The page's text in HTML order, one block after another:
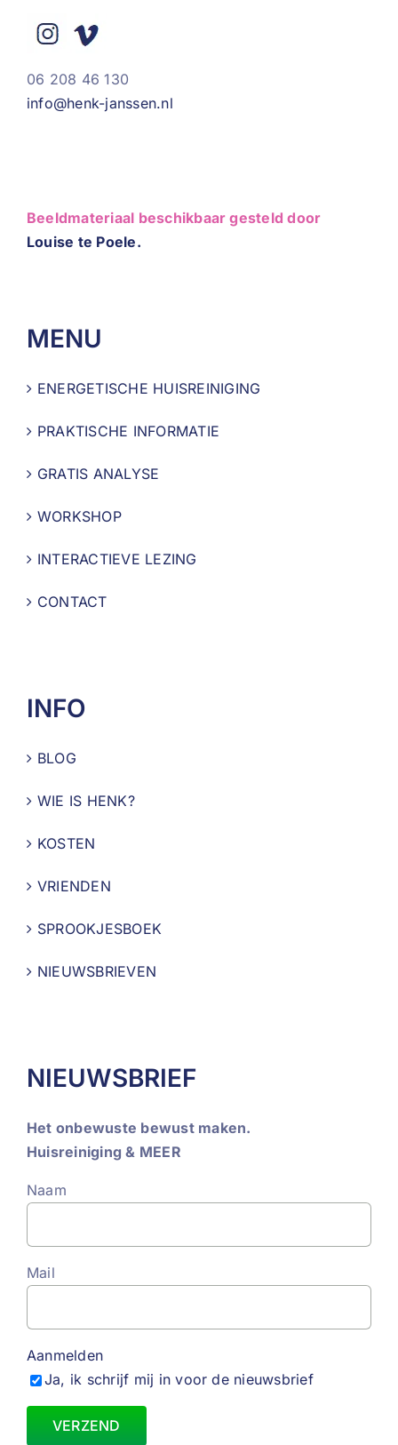
06 208 46 130
info@henk-janssen.nl
Beeldmateriaal beschikbaar gesteld door
Louise te Poele.
MENU
ENERGETISCHE HUISREINIGING
PRAKTISCHE INFORMATIE
GRATIS ANALYSE
WORKSHOP
INTERACTIEVE LEZING
CONTACT
INFO
BLOG
WIE IS HENK?
KOSTEN
VRIENDEN
SPROOKJESBOEK
NIEUWSBRIEVEN
NIEUWSBRIEF
Het onbewuste bewust maken.
Huisreiniging & MEER
Naam
Mail
Aanmelden
Ja, ik schrijf mij in voor de nieuwsbrief